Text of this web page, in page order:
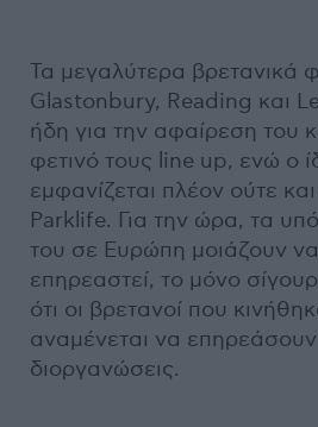
Τα μεγαλύτερα βρετανικά
Glastonbury, Reading και
ήδη για την αφαίρεση του
φετινό τους line up, ενώ ο
εμφανίζεται πλέον ούτε
Parklife. Για την ώρα, τα
του σε Ευρώπη μοιάζουν
επηρεαστεί, το μόνο
ότι οι βρετανοί που
αναμένεται να
διοργανώσεις.